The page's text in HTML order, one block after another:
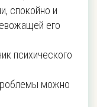
спокойно и
его
психического
можно